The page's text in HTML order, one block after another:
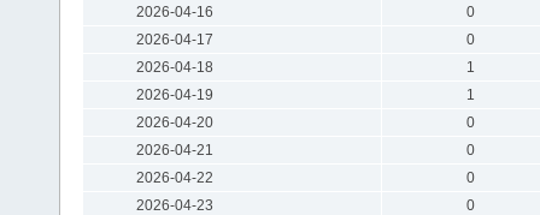
2026-04-16
0
2026-04-17
0
2026-04-18
1
2026-04-19
1
2026-04-20
0
2026-04-21
0
2026-04-22
0
2026-04-23
0